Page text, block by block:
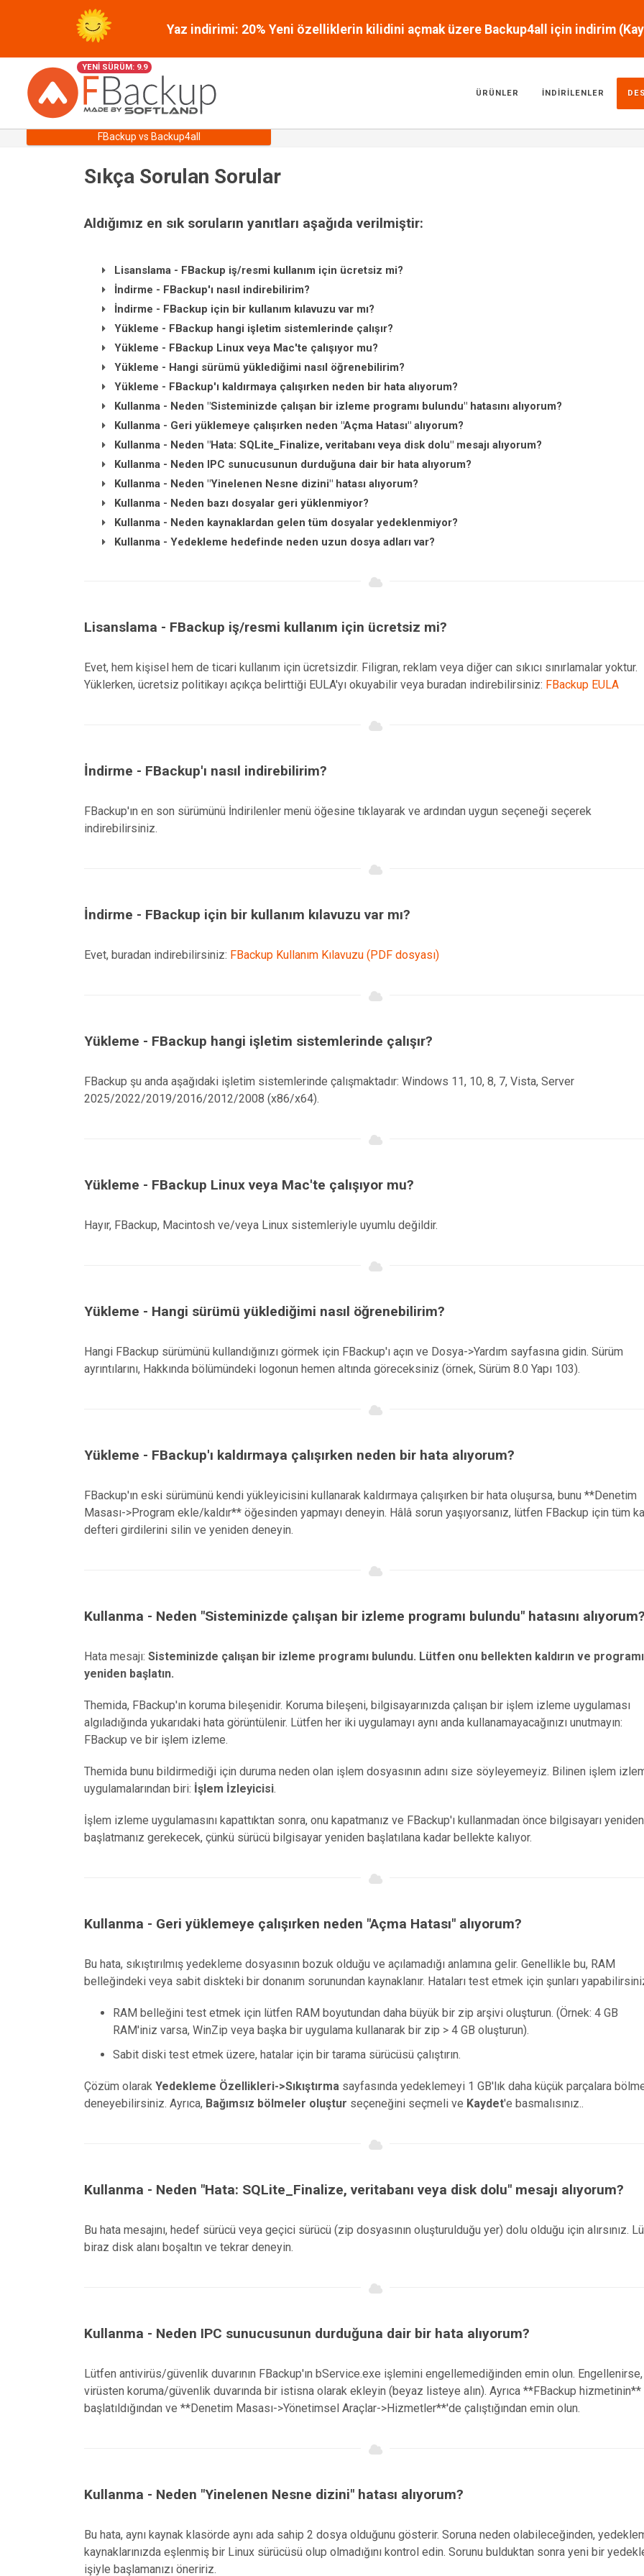
Yaz indirimi: 20% Yeni özelliklerin kilidini açmak üzere Backup4all için indirim
YENİ SÜRÜM: 9.9
ÜRÜNLER İNDIRILENLER
FBackup vs Backup4all
Sıkça Sorulan Sorular
Aldığımız en sık soruların yanıtları aşağıda verilmiştir:
Lisanslama - FBackup iş/resmi kullanım için ücretsiz mi?
İndirme - FBackup'ı nasıl indirebilirim?
İndirme - FBackup için bir kullanım kılavuzu var mı?
Yükleme - FBackup hangi işletim sistemlerinde çalışır?
Yükleme - FBackup Linux veya Mac'te çalışıyor mu?
Yükleme - Hangi sürümü yüklediğimi nasıl öğrenebilirim?
Yükleme - FBackup'ı kaldırmaya çalışırken neden bir hata alıyorum?
Kullanma - Neden "Sisteminizde çalışan bir izleme programı bulundu" hatasını alıyorum?
Kullanma - Geri yüklemeye çalışırken neden "Açma Hatası" alıyorum?
Kullanma - Neden "Hata: SQLite_Finalize, veritabanı veya disk dolu" mesajı alıyorum?
Kullanma - Neden IPC sunucusunun durduğuna dair bir hata alıyorum?
Kullanma - Neden "Yinelenen Nesne dizini" hatası alıyorum?
Kullanma - Neden bazı dosyalar geri yüklenmiyor?
Kullanma - Neden kaynaklardan gelen tüm dosyalar yedeklenmiyor?
Kullanma - Yedekleme hedefinde neden uzun dosya adları var?
Lisanslama - FBackup iş/resmi kullanım için ücretsiz mi?
Evet, hem kişisel hem de ticari kullanım için ücretsizdir. Filigran, reklam veya diğer can sıkıcı sınırlamalar yoktur.
Yüklerken, ücretsiz politikayı açıkça belirttiği EULA'yı okuyabilir veya buradan indirebilirsiniz: FBackup EULA
İndirme - FBackup'ı nasıl indirebilirim?
FBackup'ın en son sürümünü İndirilenler menü öğesine tıklayarak ve ardından uygun seçeneği seçerek
indirebilirsiniz.
İndirme - FBackup için bir kullanım kılavuzu var mı?
Evet, buradan indirebilirsiniz: FBackup Kullanım Kılavuzu (PDF dosyası)
Yükleme - FBackup hangi işletim sistemlerinde çalışır?
FBackup şu anda aşağıdaki işletim sistemlerinde çalışmaktadır: Windows 11, 10, 8, 7, Vista, Server
2025/2022/2019/2016/2012/2008 (x86/x64).
Yükleme - FBackup Linux veya Mac'te çalışıyor mu?
Hayır, FBackup, Macintosh ve/veya Linux sistemleriyle uyumlu değildir.
Yükleme - Hangi sürümü yüklediğimi nasıl öğrenebilirim?
Hangi FBackup sürümünü kullandığınızı görmek için FBackup'ı açın ve Dosya->Yardım sayfasına gidin. Sürüm
ayrıntılarını, Hakkında bölümündeki logonun hemen altında göreceksiniz (örnek, Sürüm 8.0 Yapı 103).
Yükleme - FBackup'ı kaldırmaya çalışırken neden bir hata alıyorum?
FBackup'ın eski sürümünü kendi yükleyicisini kullanarak kaldırmaya çalışırken bir hata oluşursa, bunu **Denetim
Masası->Program ekle/kaldır** öğesinden yapmayı deneyin. Hâlâ sorun yaşıyorsanız, lütfen FBackup için tüm
defteri girdilerini silin ve yeniden deneyin.
Kullanma - Neden "Sisteminizde çalışan bir izleme programı bulundu" hatasını alıyorum?
Hata mesajı: Sisteminizde çalışan bir izleme programı bulundu. Lütfen onu bellekten kaldırın ve
yeniden başlatın.
Themida, FBackup'ın koruma bileşenidir. Koruma bileşeni, bilgisayarınızda çalışan bir işlem izleme uygulaması
algıladığında yukarıdaki hata görüntülenir. Lütfen her iki uygulamayı aynı anda kullanamayacağınızı unutmayın:
FBackup ve bir işlem izleme.
Themida bunu bildirmediği için duruma neden olan işlem dosyasının adını size söyleyemeyiz. Bilinen işlem
uygulamalarından biri: İşlem İzleyicisi.
İşlem izleme uygulamasını kapattıktan sonra, onu kapatmanız ve FBackup'ı kullanmadan önce bilgisayarı yeniden
başlatmanız gerekecek, çünkü sürücü bilgisayar yeniden başlatılana kadar bellekte kalıyor.
Kullanma - Geri yüklemeye çalışırken neden "Açma Hatası" alıyorum?
Bu hata, sıkıştırılmış yedekleme dosyasının bozuk olduğu ve açılamadığı anlamına gelir. Genellikle bu, RAM
belleğindeki veya sabit diskteki bir donanım sorunundan kaynaklanır. Hataları test etmek için şunları
RAM belleğini test etmek için lütfen RAM boyutundan daha büyük bir zip arşivi oluşturun. (Örnek: 4 GB
RAM'iniz varsa, WinZip veya başka bir uygulama kullanarak bir zip > 4 GB oluşturun).
Sabit diski test etmek üzere, hatalar için bir tarama sürücüsü çalıştırın.
Çözüm olarak Yedekleme Özellikleri->Sıkıştırma sayfasında yedeklemeyi 1 GB'lık daha küçük parçalara
deneyebilirsiniz. Ayrıca, Bağımsız bölmeler oluştur seçeneğini seçmeli ve Kaydet'e basmalısınız..
Kullanma - Neden "Hata: SQLite_Finalize, veritabanı veya disk dolu" mesajı alıyorum?
Bu hata mesajını, hedef sürücü veya geçici sürücü (zip dosyasının oluşturulduğu yer) dolu olduğu için alırsınız.
biraz disk alanı boşaltın ve tekrar deneyin.
Kullanma - Neden IPC sunucusunun durduğuna dair bir hata alıyorum?
Lütfen antivirüs/güvenlik duvarının FBackup'ın bService.exe işlemini engellemediğinden emin olun. Engellenirse,
virüsten koruma/güvenlik duvarında bir istisna olarak ekleyin (beyaz listeye alın). Ayrıca **FBackup hizmetinin**
başlatıldığından ve **Denetim Masası->Yönetimsel Araçlar->Hizmetler**'de çalıştığından emin olun.
Kullanma - Neden "Yinelenen Nesne dizini" hatası alıyorum?
Bu hata, aynı kaynak klasörde aynı ada sahip 2 dosya olduğunu gösterir. Soruna neden olabileceğinden,
kaynaklarınızda eşlenmiş bir Linux sürücüsü olup olmadığını kontrol edin. Sorunu bulduktan sonra yeni bir
işiyle başlamanızı öneririz.